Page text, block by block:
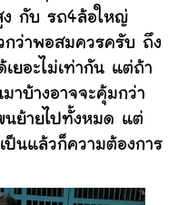
ง กับ รถ4ล้อใหญ่
กว่าพอสมควรครับ ถึง
ยอะไม่เท่ากัน แต่ถ้า
าบ้างอาจจะคุ้มกว่า
นย้ายไปทั้งหมด แต่
ป็นแล้วก็ความต้องการ